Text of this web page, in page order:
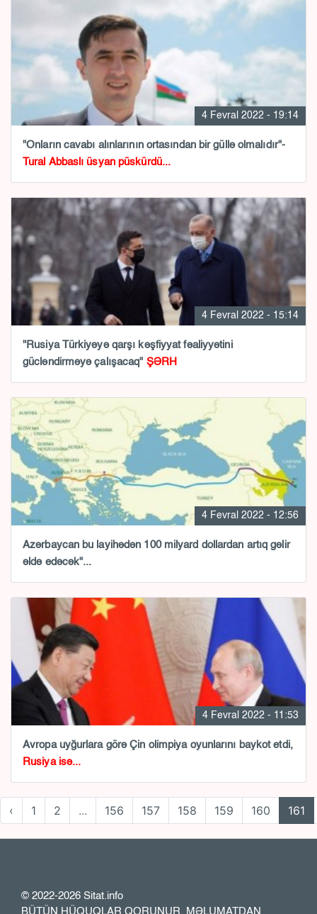
4 Fevral 2022 - 19:14
"Onların cavabı alınlarının ortasından bir güllə olmalıdır"-
Tural Abbaslı üsyan püskürdü...
4 Fevral 2022 - 15:14
"Rusiya Türkiyəyə qarşı kəşfiyyat fəaliyyətini
gücləndirməyə çalışacaq" ŞƏRH
4 Fevral 2022 - 12:56
Azərbaycan bu layihədən 100 milyard dollardan artıq gəlir
əldə edəcək"...
4 Fevral 2022 - 11:53
Avropa uyğurlara görə Çin olimpiya oyunlarını baykot etdi,
Rusiya isə...
‹ 1 2 ... 156 157 158 159 160 161
© 2022-2026 Sitat.info
BÜTÜN HÜQUQLAR QORUNUR. MƏLUMATDAN